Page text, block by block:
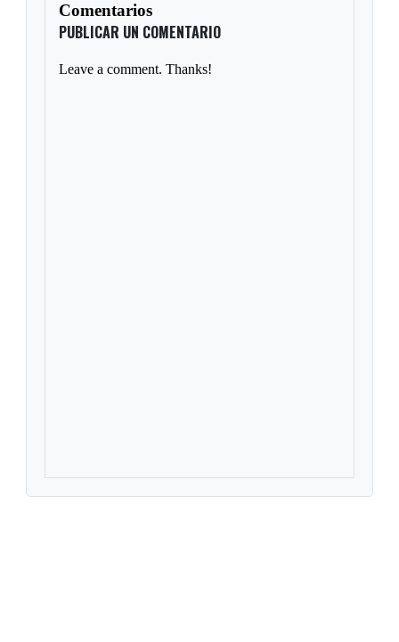
Comentarios
PUBLICAR UN COMENTARIO
Leave a comment. Thanks!